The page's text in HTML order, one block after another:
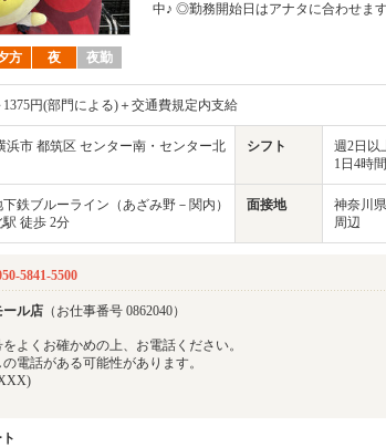
方 夜 夜勤
中♪ ◎勤務開始日はアナタに合わせます
1375円(部門による)＋交通費規定内支給
浜市 都筑区 センター南・センター北
シフト
週2日以
1日4時
鉄ブルーライン（あざみ野－関内）
徒歩 2分
面接地
神奈川
周辺
5841-5500
ール店 （お仕事番号 0862040）
よくお確かめの上、お電話ください。
電話がある可能性があります。